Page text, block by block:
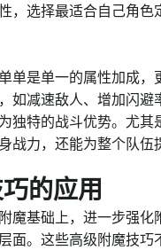
，选择最适合自己角
单是单一的属性加成
如减速敌人、增加闪
独特的战斗优势。尤
战力，还能为整个队伍
的应用
魔基础上，进一步强
面。这些高级附魔技